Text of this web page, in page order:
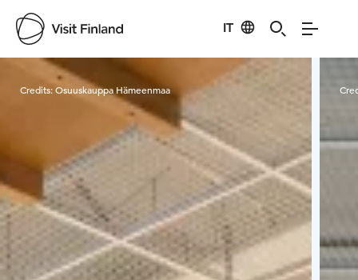
IT
Visit Finland
Credits:Osuuskauppa Hämeenmaa